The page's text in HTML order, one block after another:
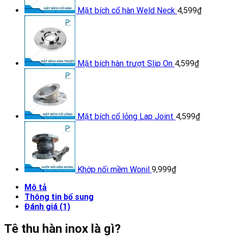
Mặt bích cổ hàn Weld Neck 4,599₫
Mặt bích hàn trượt Slip On 4,599₫
Mặt bích cổ lỏng Lap Joint 4,599₫
Khớp nối mềm Wonil 9,999₫
Mô tả
Thông tin bổ sung
Đánh giá (1)
Tê thu hàn inox là gì?